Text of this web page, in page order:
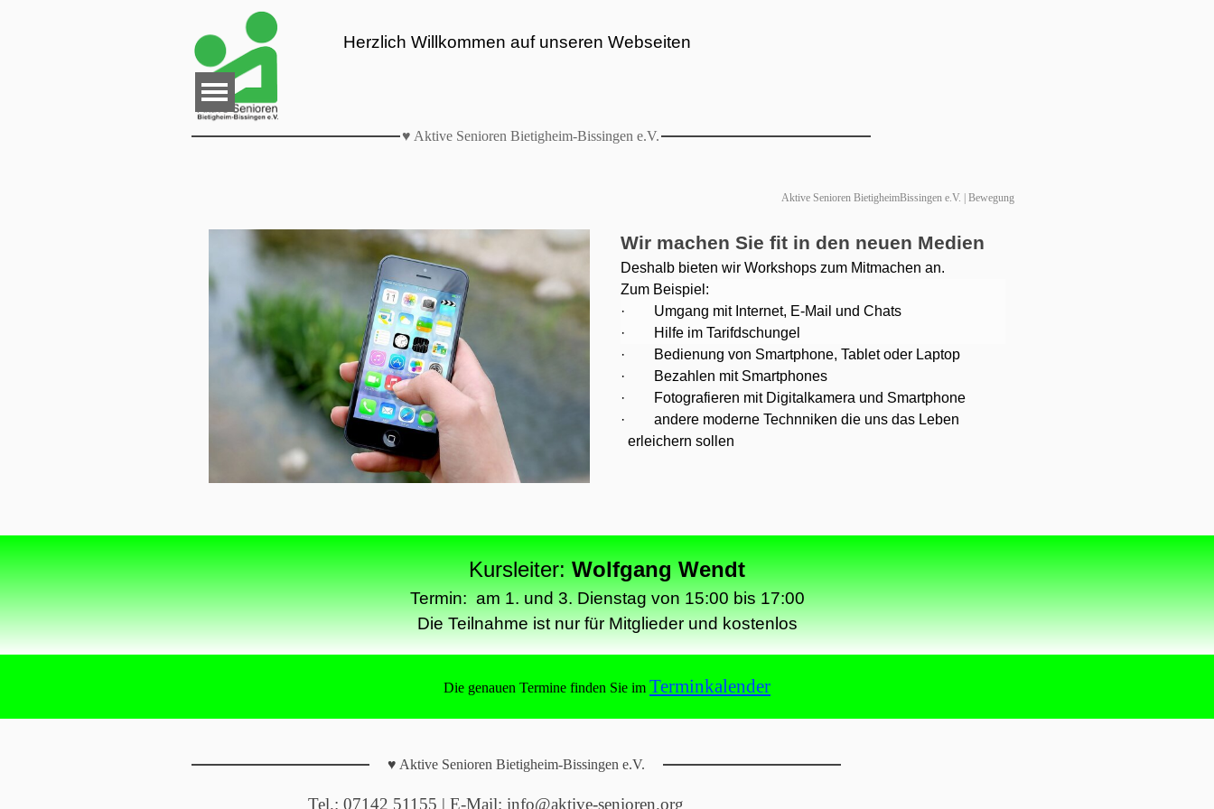
Herzlich Willkommen auf unseren Webseiten
Menü überspringen
♥ Aktive Senioren Bietigheim-Bissingen e.V.
Aktive Senioren BietigheimBissingen e.V. | Bewegung
Wir machen Sie fit in den neuen Medien
Deshalb bieten wir Workshops zum Mitmachen an.
Zum Beispiel:
· Umgang mit Internet, E-Mail und Chats
· Hilfe im Tarifdschungel
· Bedienung von Smartphone, Tablet oder Laptop
· Bezahlen mit Smartphones
· Fotografieren mit Digitalkamera und Smartphone
· andere moderne Technniken die uns das Leben
erleichern sollen
Kursleiter:Wolfgang Wendt
Termin: am 1. und 3. Dienstag von 15:00 bis 17:00
Die Teilnahme ist nur für Mitglieder und kostenlos
Die genauen Termine finden Sie im Terminkalender
♥ Aktive Senioren Bietigheim-Bissingen e.V.
Tel.: 07142 51155 | E-Mail: info@aktive-senioren.org